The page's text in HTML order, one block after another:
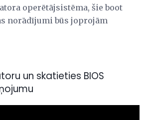
operētājsistēma, šie boot
norādījumi būs joprojām
un skatieties BIOS